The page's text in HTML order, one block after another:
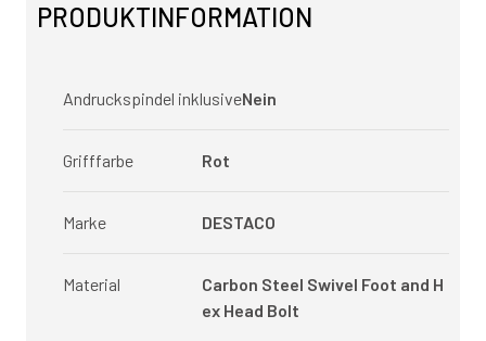
PRODUKTINFORMATION
Andruckspindel inklusiveNein
Grifffarbe Rot
Marke DESTACO
Material
Carbon Steel Swivel Foot and H
ex Head Bolt